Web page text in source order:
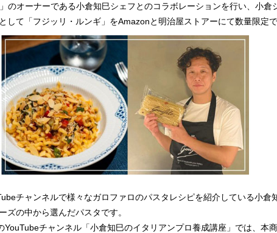
のオーナーである小倉知巳シェフとのコラボレーションを行い、小倉
して「フジッリ・ルンギ」をAmazonと明治屋ストアーにて数量限定で
チャンネルで様々なガロファロのパスタレシピを紹介している小倉
ズの中から選んだパスタです。
YouTubeチャンネル「小倉知巳のイタリアンプロ養成講座」では、本